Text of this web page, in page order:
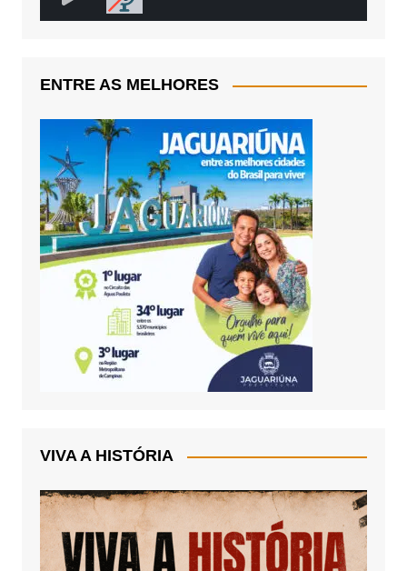
ENTRE AS MELHORES
VIVA A HISTÓRIA